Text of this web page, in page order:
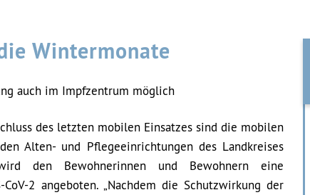
Wintermonate
auch im Impfzentrum möglich
des letzten mobilen Einsatzes sind die mobilen
Alten- und Pflegeeinrichtungen des Landkreises
den Bewohnerinnen und Bewohnern eine
2 angeboten. „Nachdem die Schutzwirkung der